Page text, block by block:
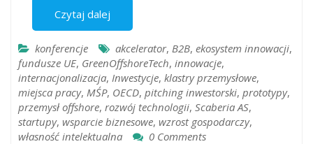
Czytaj dalej
konferencje akcelerator, B2B, ekosystem innowacji,
fundusze UE, GreenOffshoreTech, innowacje,
internacjonalizacja, Inwestycje, klastry przemysłowe,
miejsca pracy, MŚP, OECD, pitching inwestorski, prototypy,
przemysł offshore, rozwój technologii, Scaberia AS,
startupy, wsparcie biznesowe, wzrost gospodarczy,
własność intelektualna
0 Comments